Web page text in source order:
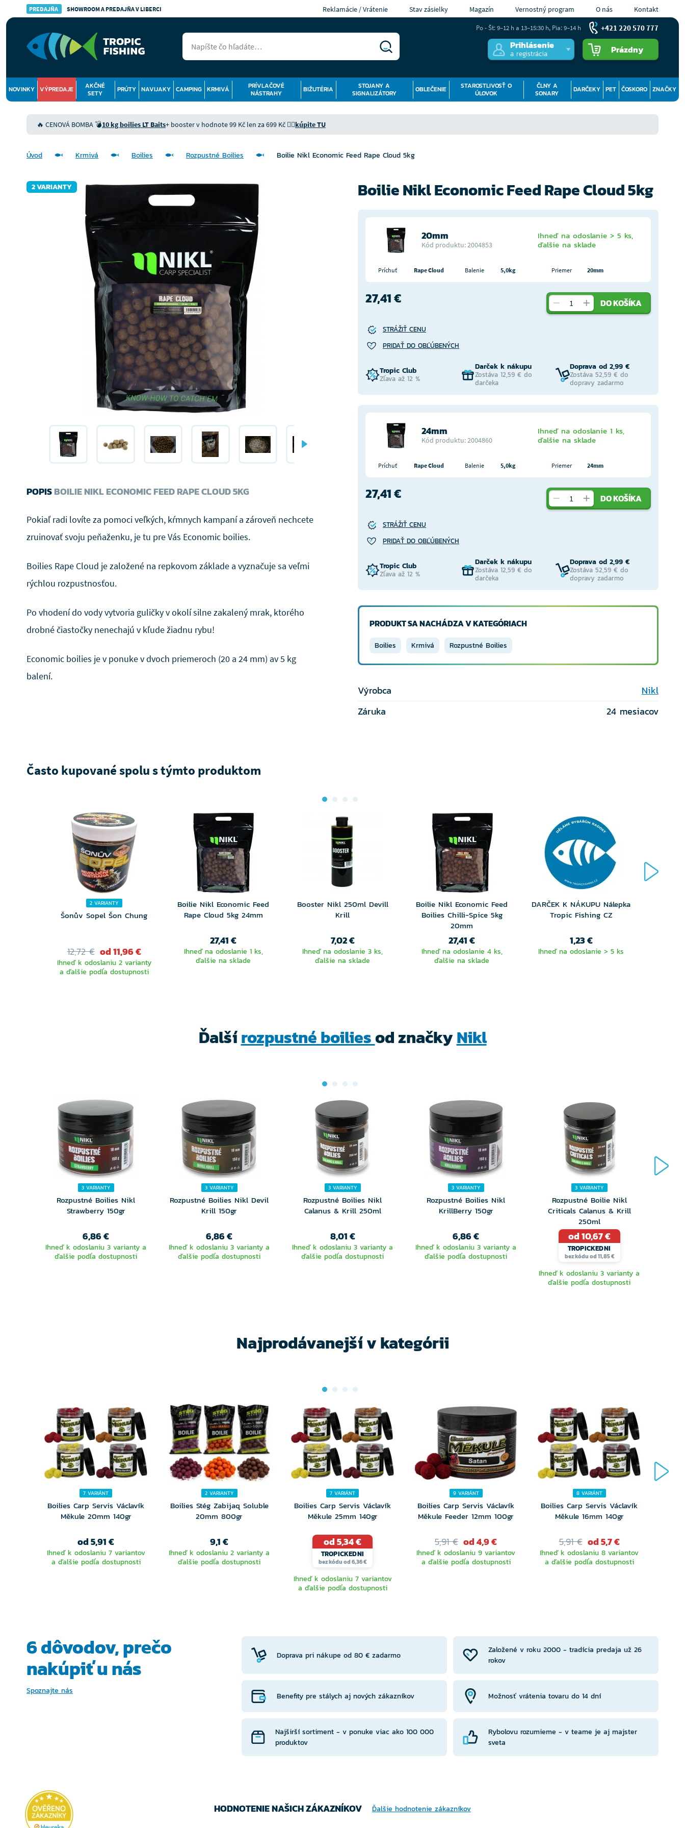
PREDAJŇA SHOWROOM A PREDAJŇA V LIBERCI Reklamácie / Vrátenie Stav zásielky Magazín Vernostný program O nás Kontakt
Prihlásenie
a registrácia Prázdny
NOVINKY VÝPREDAJE
AKČNÉ
SETY
PRÚTY NAVIJAKY CAMPING KRMIVÁ
PRÍVLAČOVÉ
NÁSTRAHY
BIŽUTÉRIA
STOJANY A
SIGNALIZÁTORY
OBLEČENIE
STAROSTLIVOSŤ O
ÚLOVOK
ČLNY A
SONARY
DARČEKY PET ČOSKORO ZNAČKY
Po - Št: 9–12 h a 13–15:30 h, Pia: 9–14 h +421 220 570 777
🔥 CENOVÁ BOMBA 💣10 kg boilies LT Baits+ booster v hodnote 99 Kč len za 699 Kč 👉🏻kúpite TU
Úvod Krmivá Boilies Rozpustné Boilies Boilie Nikl Economic Feed Rape Cloud 5kg
2 VARIANTY
POPISBOILIE NIKL ECONOMIC FEED RAPE CLOUD 5KG
Pokiaľ radi lovíte za pomoci veľkých, kŕmnych kampaní a zároveň nechcete
zruinovať svoju peňaženku, je tu pre Vás Economic boilies.
Boilies Rape Cloud je založené na repkovom základe a vyznačuje sa veľmi
rýchlou rozpustnosťou.
Po vhodení do vody vytvoria guličky v okolí silne zakalený mrak, ktorého
drobné čiastočky nenechajú v kľude žiadnu rybu!
Economic boilies je v ponuke v dvoch priemeroch (20 a 24 mm) av 5 kg
balení.
Boilie Nikl Economic Feed Rape Cloud 5kg
20mm
Kód produktu: 2004853
Ihneď na odoslanie > 5 ks,
ďalšie na sklade
Príchuť Rape Cloud Balenie 5,0kg Priemer 20mm
27,41 € DO KOŠÍKA
STRÁŽIŤ CENU
PRIDAŤ DO OBĽÚBENÝCH
Tropic Club
Zľava až 12 %
Darček k nákupu
Zostáva 12,59 € do
darčeka
Doprava od 2,99 €
Zostáva 52,59 € do
dopravy zadarmo
24mm
Kód produktu: 2004860
Ihneď na odoslanie 1 ks,
ďalšie na sklade
Príchuť Rape Cloud Balenie 5,0kg Priemer 24mm
27,41 € DO KOŠÍKA
STRÁŽIŤ CENU
PRIDAŤ DO OBĽÚBENÝCH
Tropic Club
Zľava až 12 %
Darček k nákupu
Zostáva 12,59 € do
darčeka
Doprava od 2,99 €
Zostáva 52,59 € do
dopravy zadarmo
PRODUKT SA NACHÁDZA V KATEGÓRIACH
Boilies Krmivá Rozpustné Boilies
Výrobca
Nikl
Záruka
24 mesiacov
Často kupované spolu s týmto produktom
2 VARIANTY
Šonův Sopel Šon Chung
12,72 € od 11,96 €
Ihneď k odoslaniu 2 varianty
a ďalšie podľa dostupnosti
Boilie Nikl Economic Feed
Rape Cloud 5kg 24mm
27,41 €
Ihneď na odoslanie 1 ks,
ďalšie na sklade
Booster Nikl 250ml Devill
Krill
7,02 €
Ihneď na odoslanie 3 ks,
ďalšie na sklade
Boilie Nikl Economic Feed
Boilies Chilli-Spice 5kg
20mm
27,41 €
Ihneď na odoslanie 4 ks,
ďalšie na sklade
DARČEK K NÁKUPU Nálepka
Tropic Fishing CZ
1,23 €
Ihneď na odoslanie > 5 ks
Ďalšírozpustné boiliesod značkyNikl
3 VARIANTY
Rozpustné Boilies Nikl
Strawberry 150gr
6,86 €
Ihneď k odoslaniu 3 varianty a
ďalšie podľa dostupnosti
3 VARIANTY
Rozpustné Boilies Nikl Devil
Krill 150gr
6,86 €
Ihneď k odoslaniu 3 varianty a
ďalšie podľa dostupnosti
3 VARIANTY
Rozpustné Boilies Nikl
Calanus & Krill 250ml
8,01 €
Ihneď k odoslaniu 3 varianty a
ďalšie podľa dostupnosti
3 VARIANTY
Rozpustné Boilies Nikl
KrillBerry 150gr
6,86 €
Ihneď k odoslaniu 3 varianty a
ďalšie podľa dostupnosti
3 VARIANTY
Rozpustné Boilie Nikl
Criticals Calanus & Krill
250ml
od 10,67 €
TROPICKEDNI
bez kódu od 11,85 €
Ihneď k odoslaniu 3 varianty a
ďalšie podľa dostupnosti
Najprodávanejší v kategórii
7 VARIÁNT
Boilies Carp Servis Václavík
Měkule 20mm 140gr
od 5,91 €
Ihneď k odoslaniu 7 variantov
a ďalšie podľa dostupnosti
2 VARIANTY
Boilies Stég Zabijaq Soluble
20mm 800gr
9,1 €
Ihneď k odoslaniu 2 varianty a
ďalšie podľa dostupnosti
7 VARIÁNT
Boilies Carp Servis Václavík
Měkule 25mm 140gr
od 5,34 €
TROPICKEDNI
bez kódu od 6,36 €
Ihneď k odoslaniu 7 variantov
a ďalšie podľa dostupnosti
9 VARIÁNT
Boilies Carp Servis Václavík
Měkule Feeder 12mm 100gr
5,91 € od 4,9 €
Ihneď k odoslaniu 9 variantov
a ďalšie podľa dostupnosti
8 VARIÁNT
Boilies Carp Servis Václavík
Měkule 16mm 140gr
5,91 € od 5,7 €
Ihneď k odoslaniu 8 variantov
a ďalšie podľa dostupnosti
6 dôvodov, prečo
nakúpiť u nás
Spoznajte nás
Doprava pri nákupe od 80 € zadarmo
Založené v roku 2000 - tradícia predaja už 26
rokov
Benefity pre stálych aj nových zákazníkov Možnosť vrátenia tovaru do 14 dní
Najširší sortiment - v ponuke viac ako 100 000
produktov
Rybolovu rozumieme - v teame je aj majster
sveta
HODNOTENIE NAŠICH ZÁKAZNÍKOV Ďalšie hodnotenie zákazníkov